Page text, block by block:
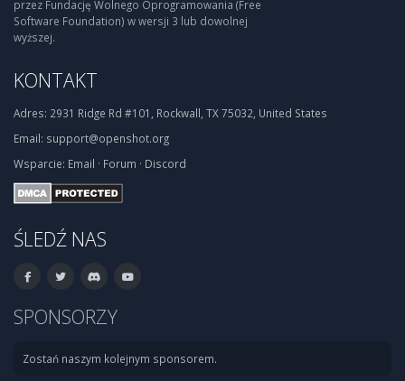
przez Fundację Wolnego Oprogramowania (Free
Software Foundation) w wersji 3 lub dowolnej
wyższej.
KONTAKT
Adres: 2931 Ridge Rd #101, Rockwall, TX 75032, United States
Email: support@openshot.org
Wsparcie: Email · Forum · Discord
ŚLEDŹ NAS
SPONSORZY
Zostań naszym kolejnym sponsorem.